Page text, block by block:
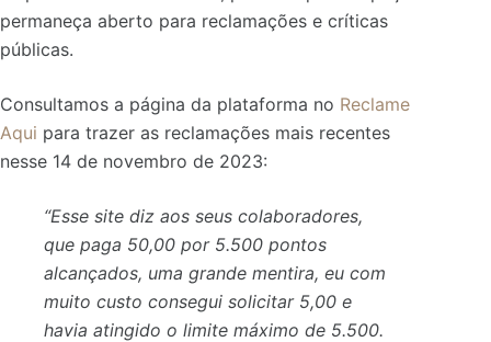
permaneça aberto para reclamações e críticas
públicas.
Consultamos a página da plataforma no Reclame
Aqui para trazer as reclamações mais recentes
nesse 14 de novembro de 2023:
“Esse site diz aos seus colaboradores,
que paga 50,00 por 5.500 pontos
alcançados, uma grande mentira, eu com
muito custo consegui solicitar 5,00 e
havia atingido o limite máximo de 5.500.